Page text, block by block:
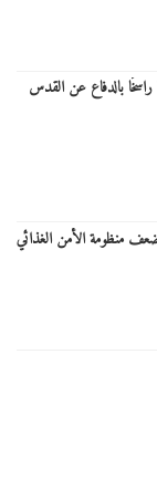
بالدفاع عن القدس